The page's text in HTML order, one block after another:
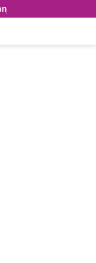
Pacitan di FRP